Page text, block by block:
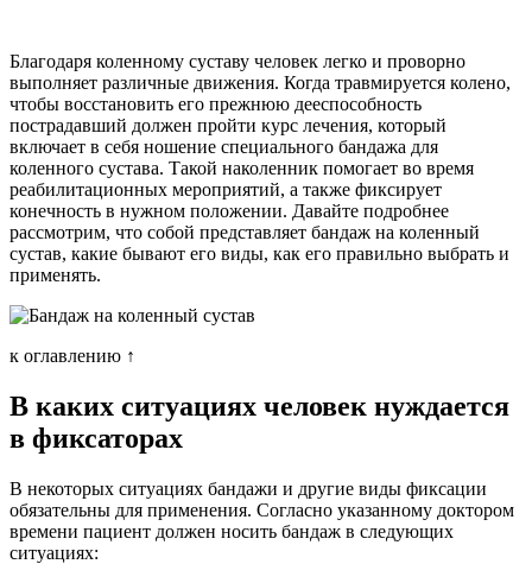
Благодаря коленному суставу человек легко и проворно
выполняет различные движения. Когда травмируется колено,
чтобы восстановить его прежнюю дееспособность
пострадавший должен пройти курс лечения, который
включает в себя ношение специального бандажа для
коленного сустава. Такой наколенник помогает во время
реабилитационных мероприятий, а также фиксирует
конечность в нужном положении. Давайте подробнее
рассмотрим, что собой представляет бандаж на коленный
сустав, какие бывают его виды, как его правильно выбрать и
применять.
к оглавлению ↑
В каких ситуациях человек нуждается
в фиксаторах
В некоторых ситуациях бандажи и другие виды фиксации
обязательны для применения. Согласно указанному доктором
времени пациент должен носить бандаж в следующих
ситуациях: